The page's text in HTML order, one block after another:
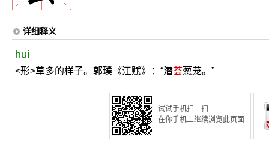
详细释义
huì
<形>草多的样子。郭璞《江赋》：“潜荟葱茏。”
试试手机扫一扫
在你手机上继续浏览此页面